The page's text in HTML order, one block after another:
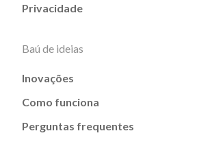
Privacidade
Baú de ideias
Inovações
Como funciona
Perguntas frequentes